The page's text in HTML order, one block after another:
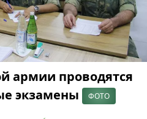
армии проводятся
экзамены
ФОТО